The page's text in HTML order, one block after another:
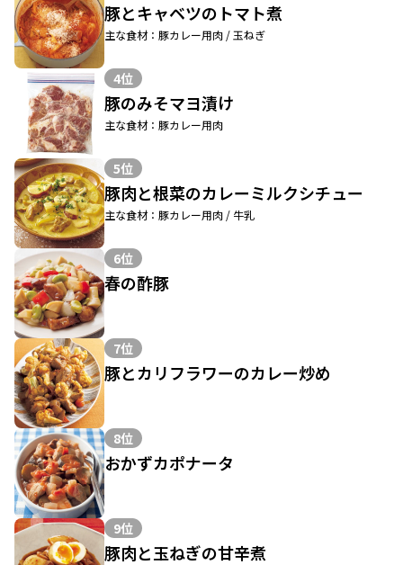
豚とキャベツのトマト煮
主な食材：豚カレー用肉 / 玉ねぎ
4位
豚のみそマヨ漬け
主な食材：豚カレー用肉
5位
豚肉と根菜のカレーミルクシチュー
主な食材：豚カレー用肉 / 牛乳
6位
春の酢豚
7位
豚とカリフラワーのカレー炒め
8位
おかずカポナータ
9位
豚肉と玉ねぎの甘辛煮